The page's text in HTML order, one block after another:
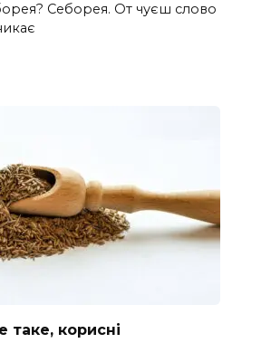
Себорея. От чуєш слово
таке, корисні